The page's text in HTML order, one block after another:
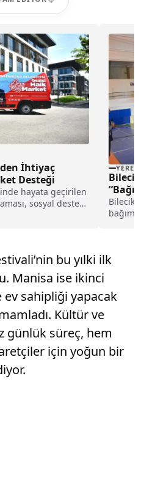
İhtiyaç
Desteği
hayata geçirilen
sosyal destek
YEREL
Bilecik
bu yılki ilk
Manisa ise ikinci
sahipliği yapacak
Kültür ve
günlük süreç, hem
için yoğun bir